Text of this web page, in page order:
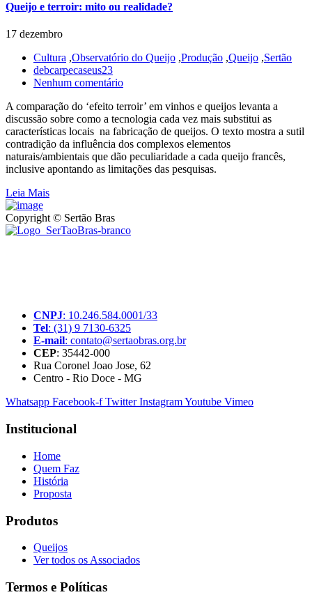
Queijo e terroir: mito ou realidade?
17 dezembro
Cultura ,Observatório do Queijo ,Produção ,Queijo ,Sertão
debcarpecaseus23
Nenhum comentário
A comparação do ‘efeito terroir’ em vinhos e queijos levanta a
discussão sobre como a tecnologia cada vez mais substitui as
características locais na fabricação de queijos. O texto mostra a sutil
contradição da influência dos complexos elementos
naturais/ambientais que dão peculiaridade a cada queijo francês,
inclusive apontando as limitações das pesquisas.
Leia Mais
Copyright © Sertão Bras
CNPJ: 10.246.584.0001/33
Tel: (31) 9 7130-6325
E-mail: contato@sertaobras.org.br
CEP: 35442-000
Rua Coronel Joao Jose, 62
Centro - Rio Doce - MG
Whatsapp Facebook-f Twitter InstagramYoutube Vimeo
Institucional
Home
Quem Faz
História
Proposta
Produtos
Queijos
Ver todos os Associados
Termos e Políticas